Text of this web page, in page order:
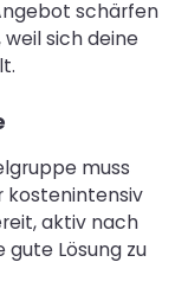
schärfen
sich deine
muss
kostenintensiv
aktiv nach
gute Lösung zu